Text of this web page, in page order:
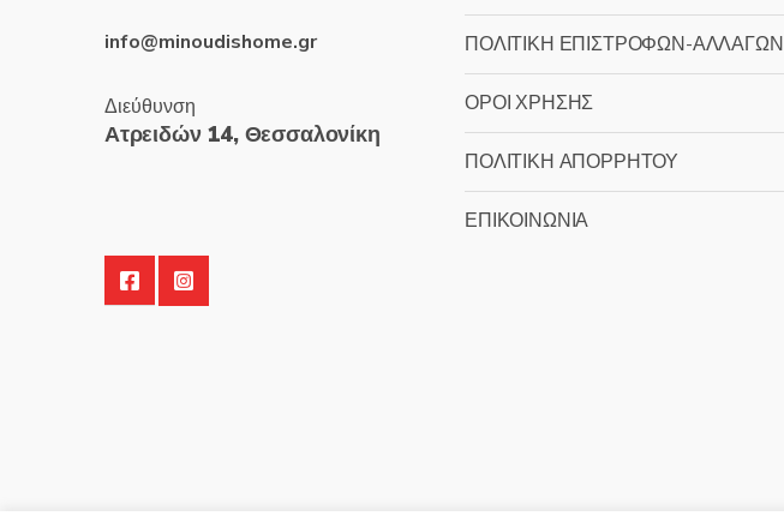
info@minoudishome.gr
Διεύθυνση
Ατρειδών 14, Θεσσαλονίκη
ΠΟΛΙΤΙΚΗ ΕΠΙΣΤΡΟΦΩΝ-ΑΛΛΑΓΩΝ
ΟΡΟΙ ΧΡΗΣΗΣ
ΠΟΛΙΤΙΚΗ ΑΠΟΡΡΗΤΟΥ
ΕΠΙΚΟΙΝΩΝΙΑ